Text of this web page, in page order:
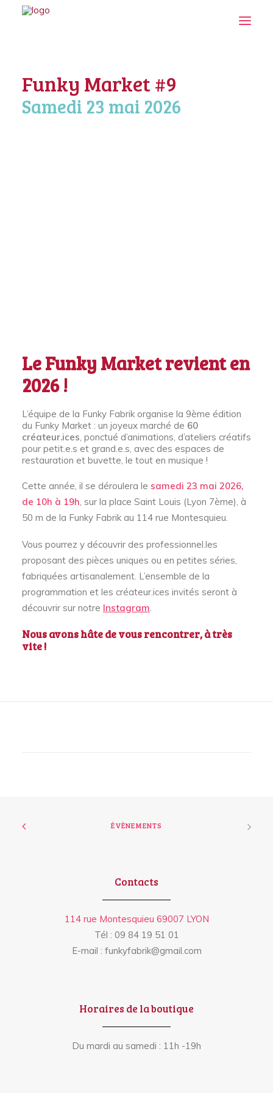
Funky Market #9
Samedi 23 mai 2026
LeFunky Marketrevient en
2026 !
L’équipe de la Funky Fabrik organise la 9ème édition
du Funky Market : un joyeux marché de 60
créateur.ices, ponctué d’animations, d’ateliers créatifs
pour petit.e.s et grand.e.s, avec des espaces de
restauration et buvette, le tout en musique !
Cette année, il se déroulera le samedi 23 mai 2026,
de 10h à 19h, sur la place Saint Louis (Lyon 7ème), à
50 m de la Funky Fabrik au 114 rue Montesquieu.
Vous pourrez y découvrir des professionnel.les
proposant des pièces uniques ou en petites séries,
fabriquées artisanalement. L’ensemble de la
programmation et les créateur.ices invités seront à
découvrir sur notre Instagram.
Nous avons hâte de vous rencontrer, à très
vite !
ÉVÈNEMENTS
Contacts
114 rue Montesquieu 69007 LYON
Tél : 09 84 19 51 01
E-mail : funkyfabrik@gmail.com
Horaires de la boutique
Du mardi au samedi : 11h -19h